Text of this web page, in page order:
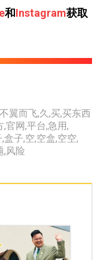
和Instagram获取
不翼而飞,久,买,买东西
,官网,平台,急用,
,盒子,空,空盒,空空,
,风险